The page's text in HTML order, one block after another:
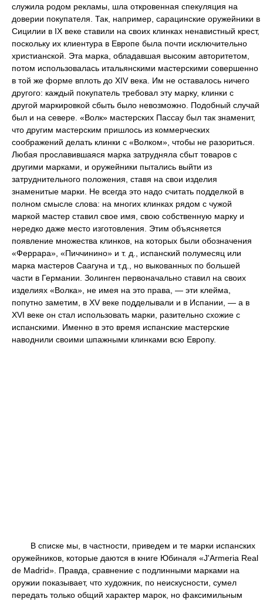
служила родом рекламы, шла откровенная спекуляция на
доверии покупателя. Так, например, сарацинские оружейники в
Сицилии в IX веке ставили на своих клинках ненавистный крест,
поскольку их клиентура в Европе была почти исключительно
христианской. Эта марка, обладавшая высоким авторитетом,
потом использовалась итальянскими мастерскими совершенно
в той же форме вплоть до XIV века. Им не оставалось ничего
другого: каждый покупатель требовал эту марку, клинки с
другой маркировкой сбыть было невозможно. Подобный случай
был и на севере. «Волк» мастерских Пассау был так знаменит,
что другим мастерским пришлось из коммерческих
соображений делать клинки с «Волком», чтобы не разориться.
Любая прославившаяся марка затрудняла сбыт товаров с
другими марками, и оружейники пытались выйти из
затруднительного положения, ставя на свои изделия
знаменитые марки. Не всегда это надо считать подделкой в
полном смысле слова: на многих клинках рядом с чужой
маркой мастер ставил свое имя, свою собственную марку и
нередко даже место изготовления. Этим объясняется
появление множества клинков, на которых были обозначения
«Феррара», «Пиччинино» и т. д., испанский полумесяц или
марка мастеров Саагуна и т.д., но выкованных по большей
части в Германии. Золинген первоначально ставил на своих
изделиях «Волка», не имея на это права, — эти клейма,
попутно заметим, в XV веке подделывали и в Испании, — а в
XVI веке он стал использовать марки, разительно схожие с
испанскими. Именно в это время испанские мастерские
наводнили своими шпажными клинками всю Европу.
В списке мы, в частности, приведем и те марки испанских
оружейников, которые даются в книге Юбиналя «J'Armeria Real
de Madrid». Правда, сравнение с подлинными марками на
оружии показывает, что художник, по неискусности, сумел
передать только общий характер марок, но факсимильным